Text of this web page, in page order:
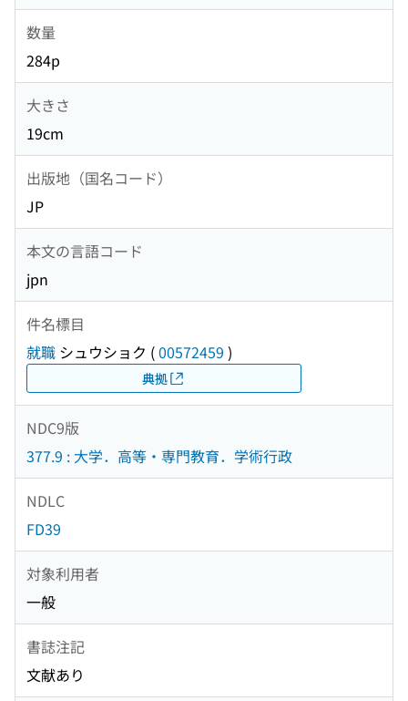
数量
284p
大きさ
19cm
出版地（国名コード）
JP
本文の言語コード
jpn
件名標目
就職 シュウショク (00572459 )
典拠
NDC9版
377.9 : 大学．高等・専門教育．学術行政
NDLC
FD39
対象利用者
一般
書誌注記
文献あり